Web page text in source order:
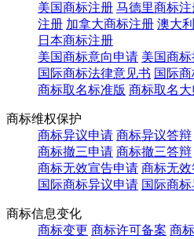
美国商标注册 马德里商标注
注册 加拿大商标注册 澳大
日本商标注册
美国商标意向申请 美国商
国际商标法律意见书 国际
商标取名标准版 商标取名大
商标维权保护
商标异议申请 商标异议答辩
商标撤三申请 商标撤三答辩
商标无效宣告申请 商标无
国际商标异议申请 国际商
商标信息变化
商标变更 商标许可备案 商